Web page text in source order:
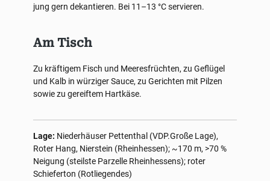
jung gern dekantieren. Bei 11–13 °C servieren.
Am Tisch
Zu kräftigem Fisch und Meeresfrüchten, zu Geflügel
und Kalb in würziger Sauce, zu Gerichten mit Pilzen
sowie zu gereiftem Hartkäse.
Lage: Niederhäuser Pettenthal (VDP.Große Lage),
Roter Hang, Nierstein (Rheinhessen); ~170 m, >70 %
Neigung (steilste Parzelle Rheinhessens); roter
Schieferton (Rotliegendes)